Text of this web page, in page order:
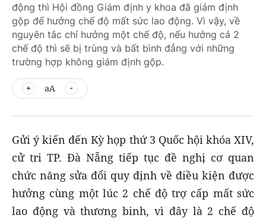
động thì Hội đồng Giám định y khoa đã giám định
gộp để hưởng chế độ mất sức lao động. Vì vậy, về
nguyên tắc chỉ hưởng một chế độ, nếu hưởng cả 2
chế độ thì sẽ bị trùng và bất bình đẳng với những
trường hợp không giám định gộp.
aA
Gửi ý kiến đến Kỳ họp thứ 3 Quốc hội khóa XIV,
cử tri TP. Đà Nẵng tiếp tục đề nghị cơ quan
chức năng sửa đổi quy định về điều kiện được
hưởng cùng một lúc 2 chế độ trợ cấp mất sức
lao động và thương binh, vì đây là 2 chế độ